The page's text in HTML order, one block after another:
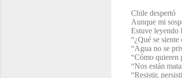
Chile despertó
Aunque mi
Estuve leyendo
“¿Qué se
“Agua no se
“Cómo quieren
“Nos están
“Resistir,